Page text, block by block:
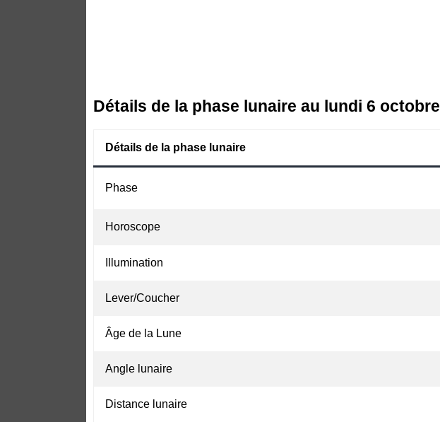
Détails de la phase lunaire au lundi 6
Détails de la phase lunaire
Phase
Horoscope
Illumination
Lever/Coucher
Âge de la Lune
Angle lunaire
Distance lunaire